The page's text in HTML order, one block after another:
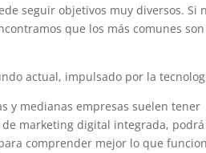
seguir objetivos muy diversos. Si
que los más comunes
actual, impulsado por la
y medianas empresas suelen tener
marketing digital integrada, podrá
comprender mejor lo que